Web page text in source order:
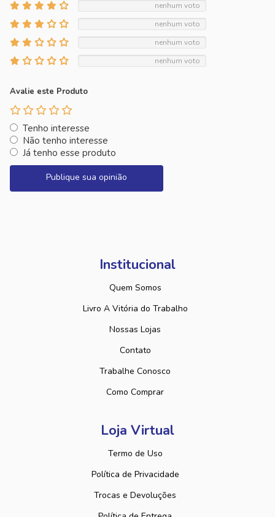
nenhum voto
nenhum voto
nenhum voto
nenhum voto
Avalie este Produto
Tenho interesse
Não tenho interesse
Já tenho esse produto
Publique sua opinião
Institucional
Quem Somos
Livro A Vitória do Trabalho
Nossas Lojas
Contato
Trabalhe Conosco
Como Comprar
Loja Virtual
Termo de Uso
Política de Privacidade
Trocas e Devoluções